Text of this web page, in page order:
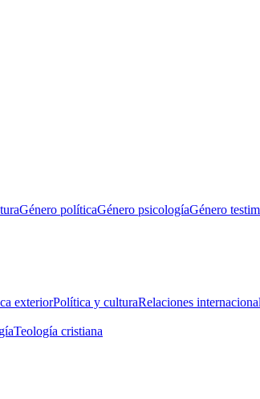
Género políticaGénero psicologíaGénero
exteriorPolítica y culturaRelaciones
Teología cristiana